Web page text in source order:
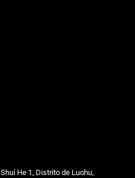
He 1, Distrito de Luohu,